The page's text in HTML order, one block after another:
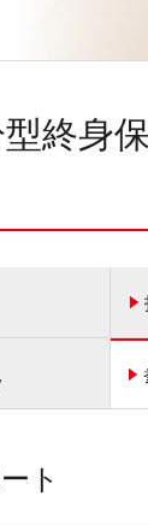
終身
ト